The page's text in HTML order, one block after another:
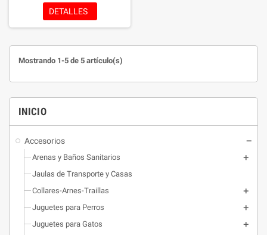
INICIO
Accesorios
Arenas y Baños Sanitarios
Jaulas de Transporte y Casas
Collares-Arnes-Traillas
Juguetes para Perros
Juguetes para Gatos
con un habil sistema para eliminar
los pelos atrapados haciendo mas
DETALLES
Mostrando 1-5 de 5 artículo(s)